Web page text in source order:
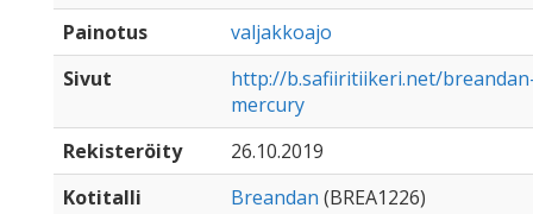
Painotus
valjakkoajo
Sivut
http://b.safiiritiikeri.net/
mercury
Rekisteröity
26.10.2019
Kotitalli
Breandan (BREA1226)